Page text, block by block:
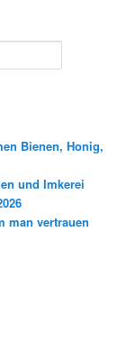
Bienen, Honig,
und Imkerei
man vertrauen